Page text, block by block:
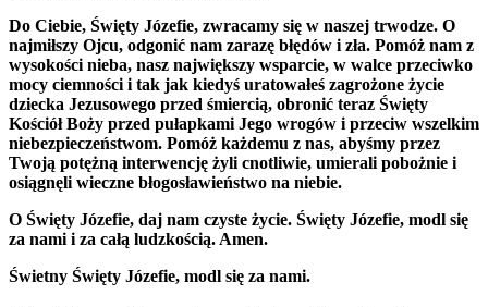
Do Ciebie, Święty Józefie, zwracamy się w naszej trwodze. O
najmiłszy Ojcu, odgonić nam zarazę błędów i zła. Pomóż nam z
wysokości nieba, nasz największy wsparcie, w walce przeciwko
mocy ciemności i tak jak kiedyś uratowałeś zagrożone życie
dziecka Jezusowego przed śmiercią, obronić teraz Święty
Kościół Boży przed pułapkami Jego wrogów i przeciw wszelkim
niebezpieczeństwom. Pomóż każdemu z nas, abyśmy przez
Twoją potężną interwencję żyli cnotliwie, umierali pobożnie i
osiągnęli wieczne błogosławieństwo na niebie.
O Święty Józefie, daj nam czyste życie. Święty Józefie, modl się
za nami i za całą ludzkością. Amen.
Świetny Święty Józefie, modl się za nami.